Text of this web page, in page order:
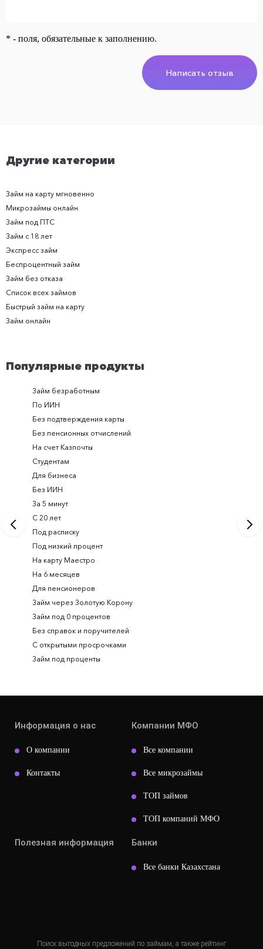
* - поля, обязательные к заполнению.
Написать отзыв
Другие категории
Займ на карту мгновенно
Микрозаймы онлайн
Займ под ПТС
Займ с 18 лет
Экспресс займ
Беспроцентный займ
Займ без отказа
Список всех займов
Быстрый займ на карту
Займ онлайн
Популярные продукты
Займ безработным
По ИИН
Без подтверждения карты
Без пенсионных отчислений
На счет Казпочты
Студентам
Для бизнеса
Без ИИН
За 5 минут
С 20 лет
Под расписку
Под низкий процент
На карту Маестро
На 6 месяцев
Для пенсионеров
Займ через Золотую Корону
Займ под 0 процентов
Без справок и поручителей
С открытыми просрочками
Займ под проценты
Займ на
Займ
Информация о нас
О компании
Контакты
Компании МФО
Все компании
Все микрозаймы
ТОП займов
ТОП компаний МФО
Полезная информация Банки
Все банки Казахстана
Поиск выгодных предложений по займам, а также рейтинг